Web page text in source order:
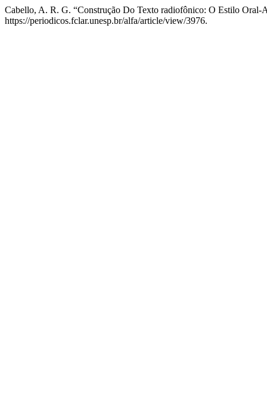
Cabello, A. R. G. “Construção Do Texto radiofônico: O Estilo
https://periodicos.fclar.unesp.br/alfa/article/view/3976.